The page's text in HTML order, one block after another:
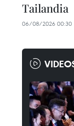
Tailandia
06/08/2026 00:30